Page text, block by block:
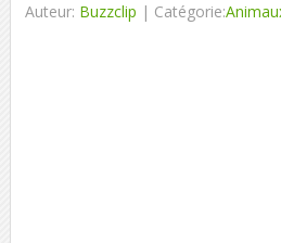
Auteur: Buzzclip | Catégorie: